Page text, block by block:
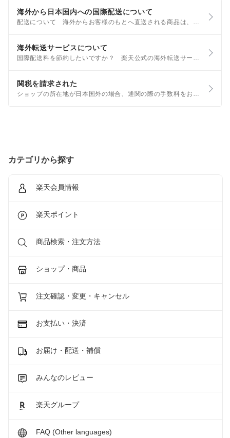
海外から日本国内への国際配送について
配送について 海外からお客様のもとへ直送される商品は、原則として、「個人輸入」としての取り扱いになります。 個人輸入される商品は、全てご注文者自身の「個人使用・個人消費」が前提となりますので、ご注文された商品を第三者へ譲渡・転売することは法律で禁止されています。
海外転送サービスについて
国際配送料を節約したいですか？ 楽天公式の海外転送サービス「楽天グローバルエクスプレス 」では、複数のお荷物を1つにまとめて送ることで国際配送料を節約することができます。 また楽天市場や楽天ブックスで販売されている商品も購入ことができます。
関税を請求された
ショップの所在地が日本国外の場合、通関の際の手数料をお客様へ請求する場合があります。 ショップの所在地、関税については、各ショップの会社概要ページに記載があります。 ご不明な点がございましたら、ショップへお問い合わせください。
カテゴリから探す
楽天会員情報
楽天ポイント
商品検索・注文方法
ショップ・商品
注文確認・変更・キャンセル
お支払い・決済
お届け・配送・補償
みんなのレビュー
楽天グループ
FAQ (Other languages)